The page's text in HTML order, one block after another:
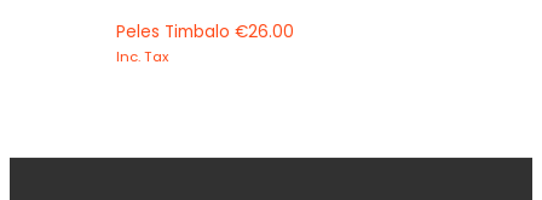
Peles Timbalo€26.00
Inc. Tax